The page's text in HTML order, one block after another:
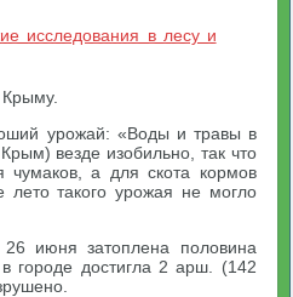
исследования в лесу и
Крыму.
урожай: «Воды и травы в
везде изобильно, так что
чумаков, а для скота кормов
лето такого урожая не могло
июня затоплена половина
городе достигла 2 арш. (142